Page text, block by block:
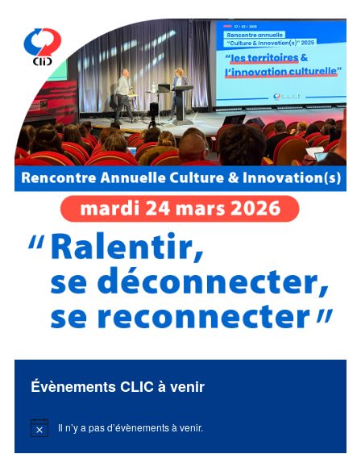
Évènements CLIC à venir
Notice Il n’y a pas d’évènements à venir.